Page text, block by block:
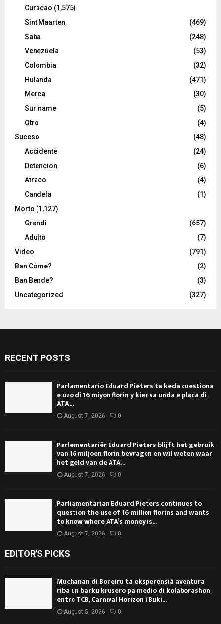
Curacao (1,575)
Sint Maarten
(469)
Saba
(248)
Venezuela
(53)
Colombia
(32)
Hulanda
(471)
Merca
(30)
Suriname
(5)
Otro
(4)
Suceso
(48)
Accidente
(24)
Detencion
(6)
Atraco
(4)
Candela
(1)
Morto (1,127)
Grandi
(657)
Adulto
(7)
Video
(791)
Ban Come?
(2)
Ban Bende?
(3)
Uncategorized
(327)
RECENT POSTS
Parlamentario Eduard Pieters ta keda cuestiona
e uzo di 16 miyon florin y kier sa unda e placa di
ATA...
August 7, 2026 0
Parlementariër Eduard Pieters blijft het gebruik
van 16 miljoen florin bevragen en wil weten waar
het geld van de ATA...
August 7, 2026 0
Parliamentarian Eduard Pieters continues to
question the use of 16 million florins and wants
to know where ATA’s money is...
August 7, 2026 0
EDITOR'S PICKS
Muchanan di Boneiru ta eksperensiá aventura
riba un barku krusero pa medio di kolaborashon
entre TCB, Carnival Horizon i Buki...
August 5, 2026 0